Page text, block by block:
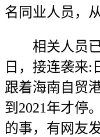
名同业人员，
相关人员已
日，接连袭来:
跟着海南自贸
到2021年才停
的事，有网友